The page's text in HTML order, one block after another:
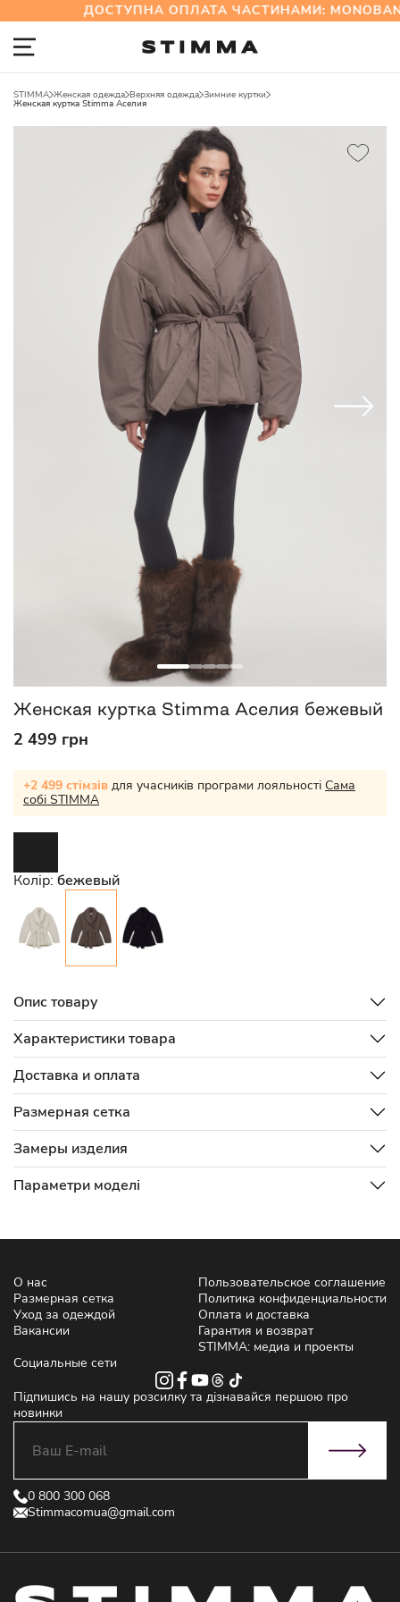
ДОСТУПНА ОПЛАТА ЧАСТИНАМИ:
STIMMA Женская одежда Верхняя одежда Зимние куртки
Женская куртка Stimma Аселия
Женская куртка Stimma Аселия бежевый
2 499 грн
+2 499 стімзів для учасників програми лояльності Сама
собі STIMMA
Колір: бежевый
Опис товару
Характеристики товара
Доставка и оплата
Размерная сетка
Замеры изделия
Параметри моделі
О нас
Размерная сетка
Уход за одеждой
Вакансии
Пользовательское соглашение
Политика конфиденциальности
Оплата и доставка
Гарантия и возврат
STIMMA: медиа и проекты
Социальные сети
Підпишись на нашу розсилку та дізнавайся першою про
новинки
0 800 300 068
Stimmacomua@gmail.com